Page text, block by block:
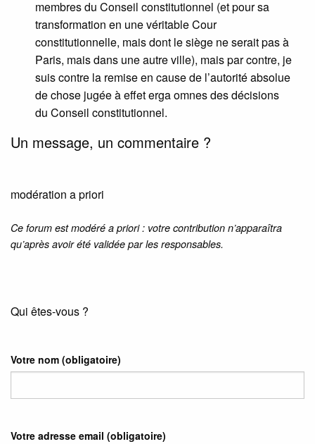
membres du Conseil constitutionnel (et pour sa
transformation en une véritable Cour
constitutionnelle, mais dont le siège ne serait pas à
Paris, mais dans une autre ville), mais par contre, je
suis contre la remise en cause de l’autorité absolue
de chose jugée à effet erga omnes des décisions
du Conseil constitutionnel.
Un message, un commentaire ?
modération a priori
Ce forum est modéré a priori : votre contribution n’apparaîtra
qu’après avoir été validée par les responsables.
Qui êtes-vous ?
Votre nom (obligatoire)
Votre adresse email (obligatoire)